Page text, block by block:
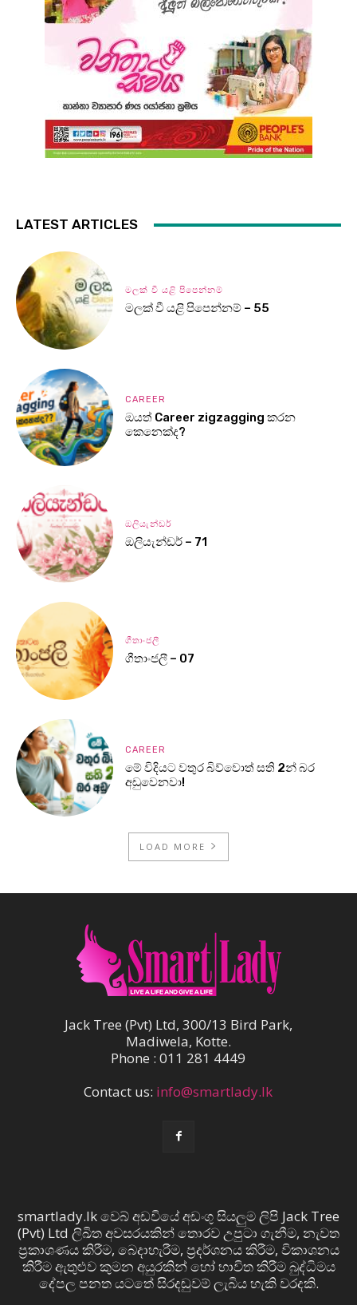
LATEST ARTICLES
මලක් වී යළි පිපෙන්නම්
මලක් වී යළි පිපෙන්නම් – 55
CAREER
ඔයත් Career zigzagging කරන
කෙනෙක්ද?
ඔලියැන්ඩර්
ඔලියැන්ඩර් – 71
ගීතාංජලී
ගීතාංජලී – 07
CAREER
මේ විදියට වතුර බිව්වොත් සති 2න් බර
අඩුවෙනවා!
LOAD MORE
Jack Tree (Pvt) Ltd, 300/13 Bird Park,
Madiwela, Kotte.
Phone : 011 281 4449
Contact us: info@smartlady.lk
smartlady.lk වෙබ් අඩවියේ අඩංගු සියලුම ලිපි Jack Tree
(Pvt) Ltd ලිඛිත අවසරයකින් තොරව උපුටා ගැනීම, නැවත
ප්‍රකාශණය කිරීම, බෙදාහැරීම, ප්‍රදර්ශනය කිරීම, විකාශනය
කිරීම ඇතුළුව කුමන අයුරකින් හෝ භාවිත කිරීම බුද්ධිමය
දේපල පනත යටතේ සිරදඬුවම් ලැබිය හැකි වරදකි.